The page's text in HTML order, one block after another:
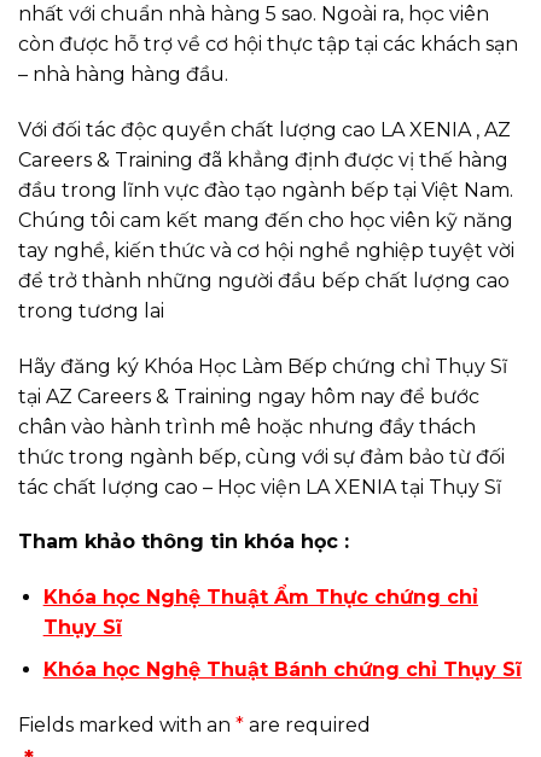
nhất với chuẩn nhà hàng 5 sao. Ngoài ra, học viên
còn được hỗ trợ về cơ hội thực tập tại các khách sạn
– nhà hàng hàng đầu.
Với đối tác độc quyền chất lượng cao LA XENIA , AZ
Careers & Training đã khẳng định được vị thế hàng
đầu trong lĩnh vực đào tạo ngành bếp tại Việt Nam.
Chúng tôi cam kết mang đến cho học viên kỹ năng
tay nghề, kiến thức và cơ hội nghề nghiệp tuyệt vời
để trở thành những người đầu bếp chất lượng cao
trong tương lai
Hãy đăng ký Khóa Học Làm Bếp chứng chỉ Thụy Sĩ
tại AZ Careers & Training ngay hôm nay để bước
chân vào hành trình mê hoặc nhưng đầy thách
thức trong ngành bếp, cùng với sự đảm bảo từ đối
tác chất lượng cao – Học viện LA XENIA tại Thụy Sĩ
Tham khảo thông tin khóa học :
Khóa học Nghệ Thuật Ẩm Thực chứng chỉ
Thụy Sĩ
Khóa học Nghệ Thuật Bánh chứng chỉ Thụy Sĩ
Fields marked with an * are required